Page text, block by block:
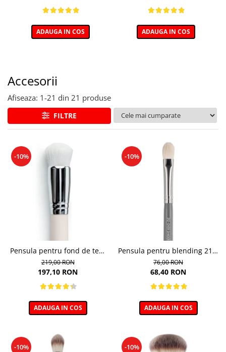
ADAUGA IN COS ADAUGA IN COS
Accesorii
Afiseaza: 1-21 din 21 produse
FILTRE
-10%
Pensula pentru fond de ten,
Minerals 01
219,00 RON
197,10 RON
ADAUGA IN COS
-10%
Pensula pentru blending 212,
Boho Beauty Over Shader
76,00 RON
68,40 RON
ADAUGA IN COS
-10% -10%